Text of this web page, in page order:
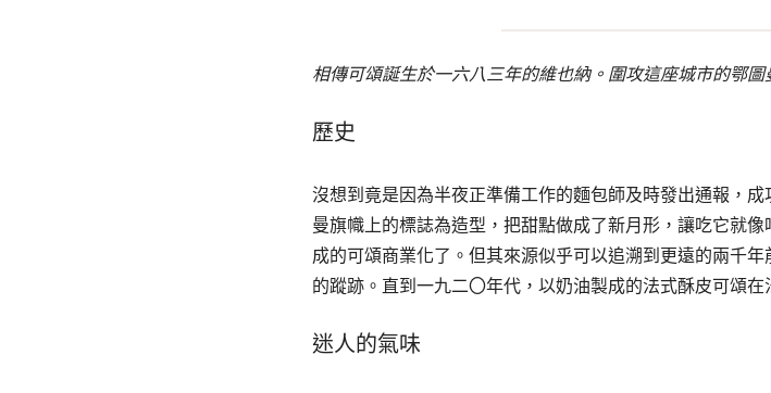
相傳可頌誕生於一六八三年的維也納。圍攻這座城市的鄂
歷史
沒想到竟是因為半夜正準備工作的麵包師及時發出通報，
曼旗幟上的標誌為造型，把甜點做成了新月形，讓吃它就
成的可頌商業化了。但其來源似乎可以追溯到更遠的兩千
的蹤跡。直到一九二〇年代，以奶油製成的法式酥皮可頌
迷人的氣味